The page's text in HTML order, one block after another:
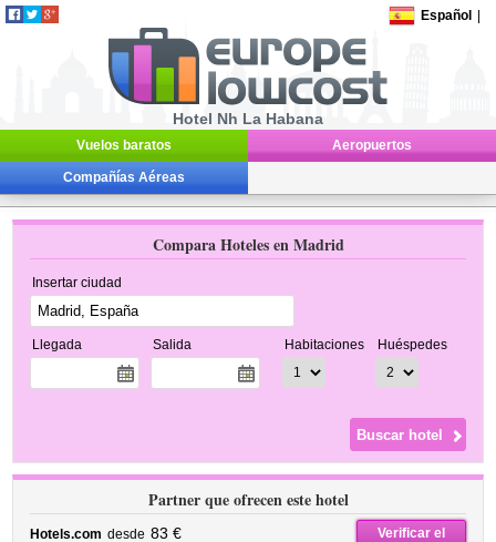
Español
Hotel Nh La Habana
Vuelos baratos Aeropuertos
Compañías Aéreas
Compara Hoteles en Madrid
Insertar ciudad
Llegada Salida Habitaciones Huéspedes
Partner que ofrecen este hotel
Hotels.com desde 83 €
Verificar el